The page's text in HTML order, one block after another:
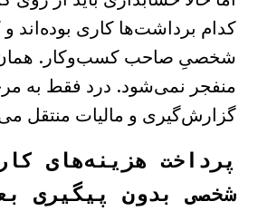
کدام برداشت‌ها کاری بوده‌اند
شخصیِ صاحب کسب‌وکار.
منفجر نمی‌شود. درد فقط به
گزارش‌گیری و مالیات منتقل
پرداخت هزینه‌های
شخصی بدون پیگیری